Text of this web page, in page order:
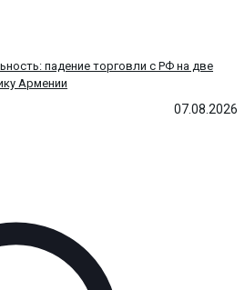
07.08.2026
падение торговли с РФ на две
Армении